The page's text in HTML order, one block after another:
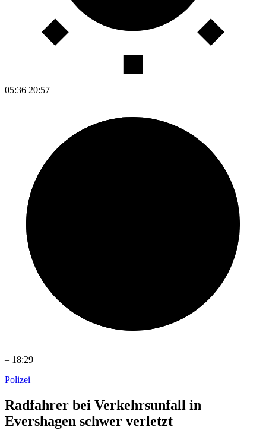
05:36 20:57
– 18:29
Polizei
Radfahrer bei Verkehrsunfall in
Evershagen schwer verletzt